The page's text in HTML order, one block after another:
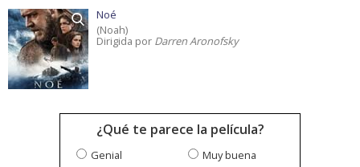
Noé
(Noah)
Dirigida por Darren Aronofsky
¿Qué te parece la película?
Genial
Muy buena